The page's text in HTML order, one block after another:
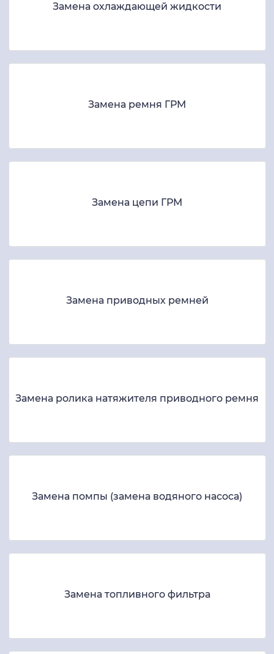
Замена охлаждающей жидкости
Замена ремня ГРМ
Замена цепи ГРМ
Замена приводных ремней
Замена ролика натяжителя приводного ремня
Замена помпы (замена водяного насоса)
Замена топливного фильтра